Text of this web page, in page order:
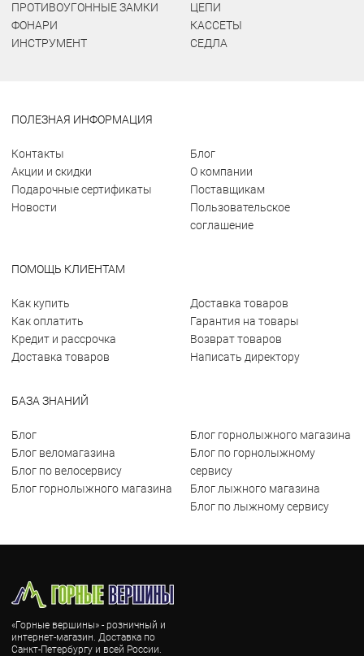
ПРОТИВОУГОННЫЕ ЗАМКИ
ФОНАРИ
ИНСТРУМЕНТ
ЦЕПИ
КАССЕТЫ
СЕДЛА
ПОЛЕЗНАЯ ИНФОРМАЦИЯ
Контакты
Акции и скидки
Подарочные сертификаты
Новости
Блог
О компании
Поставщикам
Пользовательское
соглашение
ПОМОЩЬ КЛИЕНТАМ
Как купить
Как оплатить
Кредит и рассрочка
Доставка товаров
Доставка товаров
Гарантия на товары
Возврат товаров
Написать директору
БАЗА ЗНАНИЙ
Блог
Блог веломагазина
Блог по велосервису
Блог горнолыжного магазина
Блог горнолыжного магазина
Блог по горнолыжному
сервису
Блог лыжного магазина
Блог по лыжному сервису
«Горные вершины» - розничный и
интернет-магазин. Доставка по
Санкт-Петербургу и всей России.